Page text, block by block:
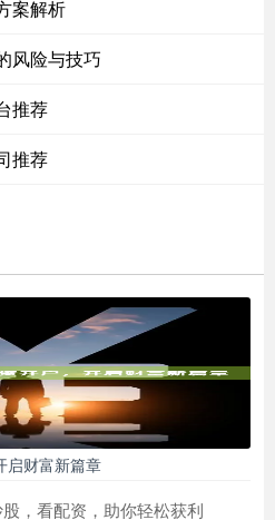
案解析
风险与技巧
推荐
推荐
启财富新篇章
，看配资，助你轻松获利